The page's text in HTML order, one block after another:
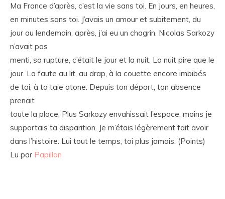
Ma France d’après, c’est la vie sans toi. En jours, en heures,
en minutes sans toi. J’avais un amour et subitement, du
jour au lendemain, après, j’ai eu un chagrin. Nicolas Sarkozy
n’avait pas
menti, sa rupture, c’était le jour et la nuit. La nuit pire que le
jour. La faute au lit, au drap, à la couette encore imbibés
de toi, à ta taie atone. Depuis ton départ, ton absence
prenait
toute la place. Plus Sarkozy envahissait l’espace, moins je
supportais ta disparition. Je m’étais légèrement fait avoir
dans l’histoire. Lui tout le temps, toi plus jamais. (Points)
Lu par Papillon